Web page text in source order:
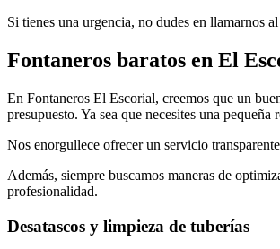
Si tienes una urgencia, no dudes en llamarnos
Fontaneros baratos en El
En Fontaneros El Escorial, creemos que un
presupuesto. Ya sea que necesites una
Nos enorgullece ofrecer un servicio
Además, siempre buscamos maneras de
profesionalidad.
Desatascos y limpieza de tuberías